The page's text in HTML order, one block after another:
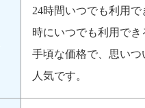
24時間いつでも利用
時にいつでも利用で
手頃な価格で、思い
人気です。